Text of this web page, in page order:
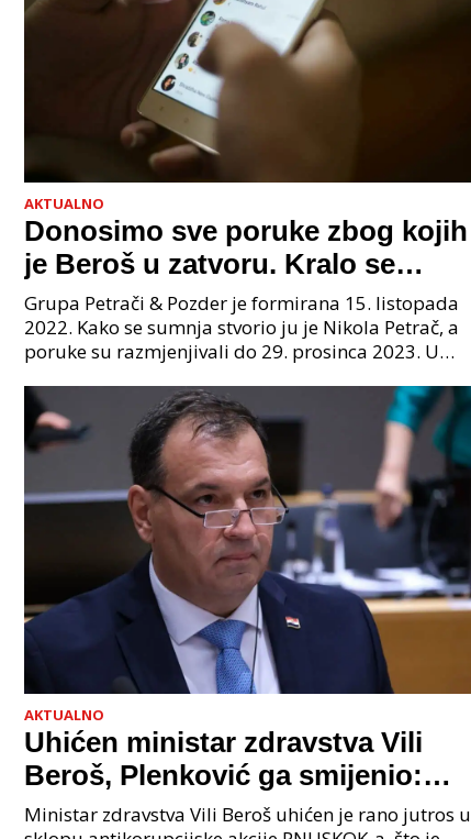
AKTUALNO
Donosimo sve poruke zbog kojih
je Beroš u zatvoru. Kralo se
godinama. Tko će iz vlade biti
sljedeći uhićen?
Grupa Petrači & Pozder je formirana 15. listopada
2022. Kako se sumnja stvorio ju je Nikola Petrač, a
poruke su razmjenjivali do 29. prosinca 2023. U
AKTUALNO
Uhićen ministar zdravstva Vili
Beroš, Plenković ga smijenio:
Istraga USKOK-a zbog korupcije
Ministar zdravstva Vili Beroš uhićen je rano jutros u